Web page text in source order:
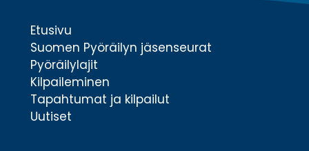
Etusivu
Suomen Pyöräilyn jäsenseurat
Pyöräilylajit
Kilpaileminen
Tapahtumat ja kilpailut
Uutiset